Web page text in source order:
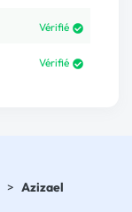
Vérifié
Vérifié
> Azizael